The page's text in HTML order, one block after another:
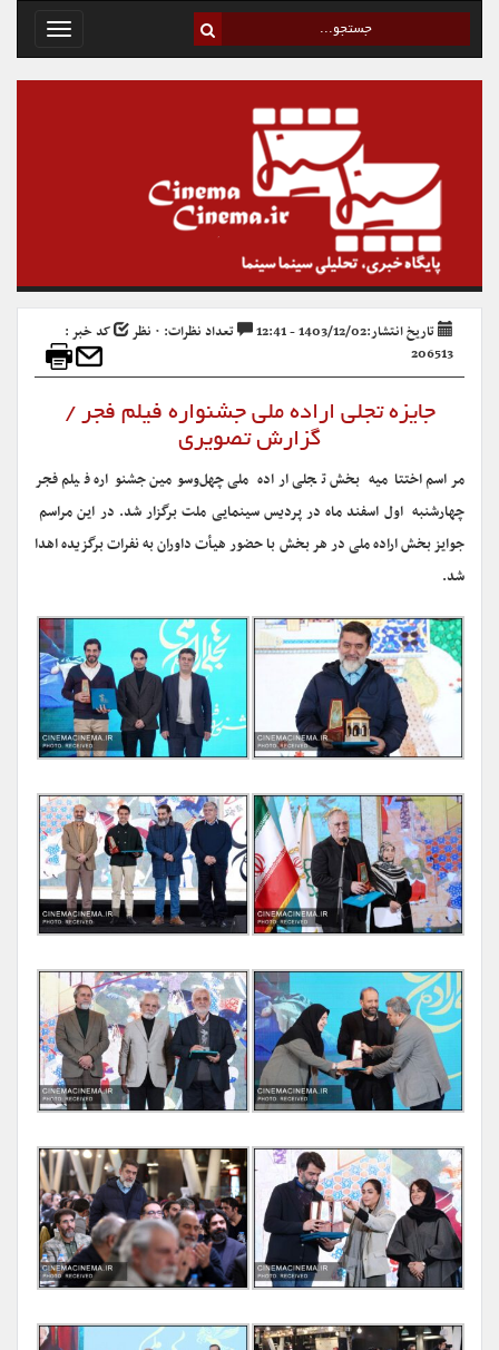
Toggle
تاریخ انتشار:1403/12/02 - 12:41 تعداد نظرات: ۰ نظر
کد خبر :
206513
جایزه تجلی اراده ملی جشنواره فیلم فجر /
گزارش تصویری
مراسم اختتامیه بخش تجلی اراده ملی چهل‌وسومین جشنواره فیلم فجر
چهارشنبه اول اسفند ماه در پردیس سینمایی ملت برگزار شد. در این مراسم
جوایز بخش اراده ملی در هر بخش با حضور هیأت داوران به نفرات برگزیده اهدا
شد.